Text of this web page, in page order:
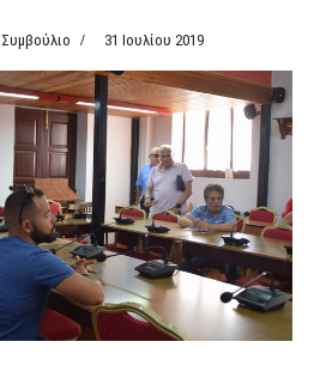
31 Ιουλίου 2019